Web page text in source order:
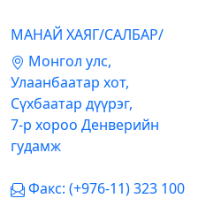
МАНАЙ ХАЯГ/САЛБАР/
Mонгол улс,
Улаанбаатар хот,
Сүхбаатар дүүрэг,
7-р хороо Денверийн
гудамж
Факс: (+976-11) 323 100